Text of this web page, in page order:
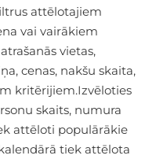
attēlotajiem
vai vairākiem
vietas,
cenas, nakšu skaita,
kritērijiem.Izvēloties
skaits, numura
attēloti populārākie
tiek attēlota